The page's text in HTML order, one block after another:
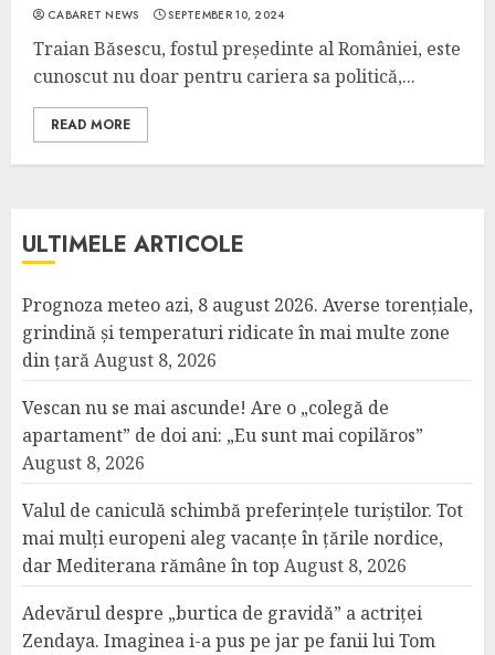
CABARET NEWS SEPTEMBER 10, 2024
Traian Băsescu, fostul președinte al României, este
cunoscut nu doar pentru cariera sa politică,...
READ MORE
ULTIMELE ARTICOLE
Prognoza meteo azi, 8 august 2026. Averse torențiale,
grindină și temperaturi ridicate în mai multe zone
din țarăAugust 8, 2026
Vescan nu se mai ascunde! Are o „colegă de
apartament” de doi ani: „Eu sunt mai copilăros”
August 8, 2026
Valul de caniculă schimbă preferințele turiștilor. Tot
mai mulți europeni aleg vacanțe în țările nordice,
dar Mediterana rămâne în top August 8, 2026
Adevărul despre „burtica de gravidă” a actriței
Zendaya. Imaginea i-a pus pe jar pe fanii lui Tom